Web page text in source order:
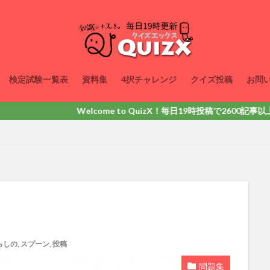
検定試験一覧表 資料集 4択チャレンジ クイズ投稿 お問
to QuizX！毎日19時投稿で2600記事以上掲載！動画・問題
しの, スプーン, 投稿
問題集